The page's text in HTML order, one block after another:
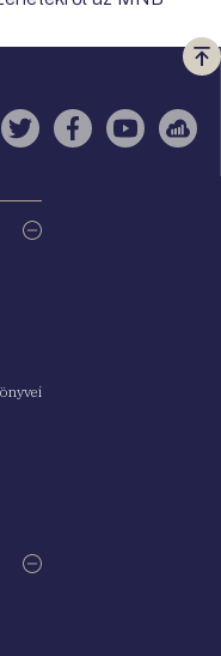
a
TwitterFacebook
YouTube